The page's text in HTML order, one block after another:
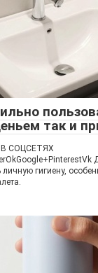
так и
СОЦСЕТЯХ
гигиену,